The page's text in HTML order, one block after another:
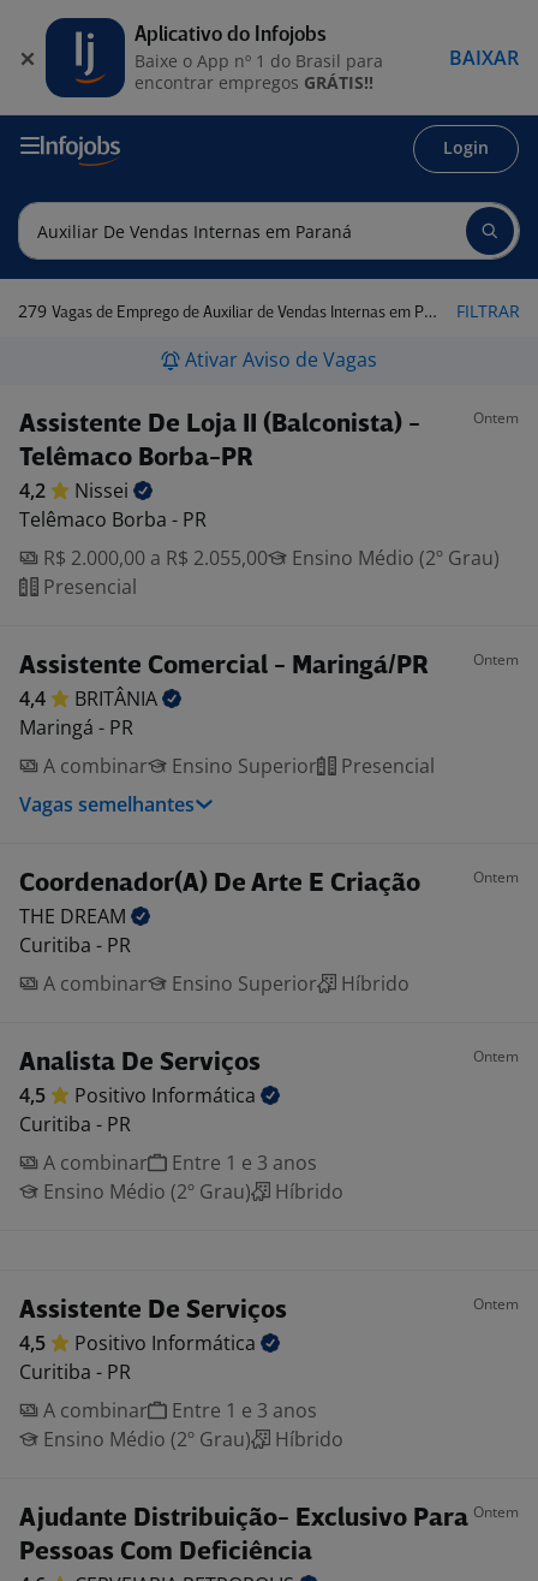
Login
279 Vagas de Emprego de Auxiliar de Vendas Internas em Paraná FILTRAR
Ativar Aviso de Vagas
Assistente De Loja II (Balconista) -
Telêmaco Borba-PR
Ontem
4,2
Nissei
Telêmaco Borba - PR
R$ 2.000,00 a R$ 2.055,00
Ensino Médio (2º Grau)
Presencial
Assistente Comercial - Maringá/PR Ontem
4,4
BRITÂNIA
Maringá - PR
A combinar
Ensino Superior
Presencial
Vagas semelhantes
Coordenador(A) De Arte E Criação Ontem
THE DREAM
Curitiba - PR
A combinar
Ensino Superior Híbrido
Analista De Serviços Ontem
4,5 Positivo Informática
Curitiba - PR
A combinar
Entre 1 e 3 anos
Ensino Médio (2º Grau)
Híbrido
Assistente De Serviços Ontem
4,5 Positivo Informática
Curitiba - PR
A combinar
Entre 1 e 3 anos
Ensino Médio (2º Grau)
Híbrido
Ajudante Distribuição- Exclusivo Para
Pessoas Com Deficiência
Ontem
Aplicativo do Infojobs
Baixe o App nº 1 do Brasil para
encontrar empregos GRÁTIS!!
BAIXAR